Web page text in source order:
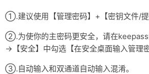
①.建议使用【管理密码】+【密钥文件/提
②.为使你的主密码更安全，请在keepass
→【安全】中勾选【在安全桌面输入管理密
③.自动输入和双通道自动输入混淆。